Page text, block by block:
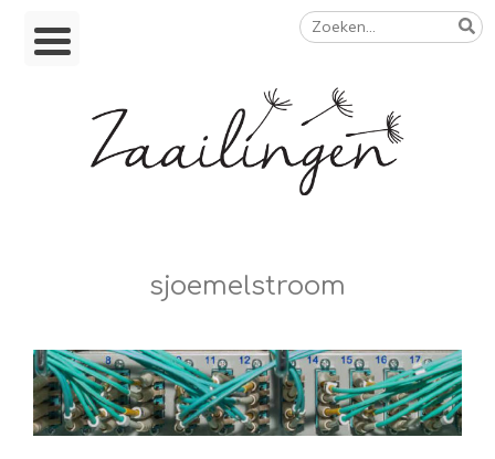
Skip
Zoeken
naar:
sjoemelstroom